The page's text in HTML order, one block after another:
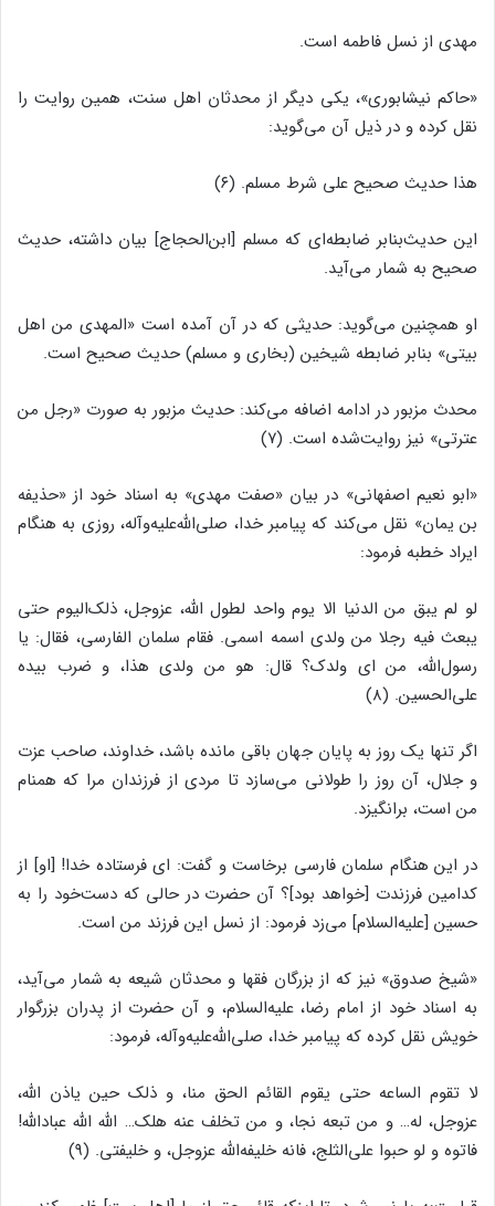
مهدى از نسل فاطمه است.
«حاکم نیشابورى‌‌»، یکى دیگر از محدثان اهل سنت، همین روایت را
نقل کرده و در ذیل آن مى‌‌گوید:
هذا حدیث صحیح على شرط مسلم. (۶)
این حدیث‌‌بنابر ضابطه‌‌اى که مسلم [ابن‌‌الحجاج] بیان داشته، حدیث
صحیح به شمار مى‌‌آید.
او همچنین مى‌‌گوید: حدیثى که در آن آمده است «المهدى من اهل
بیتى‌‌» بنابر ضابطه شیخین (بخارى و مسلم) حدیث صحیح است.
محدث مزبور در ادامه اضافه مى‌‌کند: حدیث مزبور به صورت «رجل من
عترتى‌‌» نیز روایت‌‌شده است. (۷)
«ابو نعیم اصفهانى‌‌» در بیان «صفت مهدى‌‌» به اسناد خود از «حذیفه
بن یمان‌‌» نقل مى‌‌کند که پیامبر خدا، صلى‌‌الله‌‌علیه‌‌وآله، روزى به هنگام
ایراد خطبه فرمود:
لو لم یبق من الدنیا الا یوم واحد لطول الله، عزوجل، ذلک‌‌الیوم حتى
یبعث فیه رجلا من ولدى اسمه اسمى. فقام سلمان الفارسى، فقال: یا
رسول‌‌الله، من اى ولدک؟ قال: هو من ولدى هذا، و ضرب بیده
على‌‌الحسین. (۸)
اگر تنها یک روز به پایان جهان باقى مانده باشد، خداوند، صاحب عزت
و جلال، آن روز را طولانى مى‌‌سازد تا مردى از فرزندان مرا که همنام
من است، برانگیزد.
در این هنگام سلمان فارسى برخاست و گفت: اى فرستاده خدا! [او] از
کدامین فرزندت [خواهد بود]؟ آن حضرت در حالى که دست‌‌خود را به
حسین [علیه‌‌السلام] مى‌‌زد فرمود: از نسل این فرزند من است.
«شیخ صدوق‌‌» نیز که از بزرگان فقها و محدثان شیعه به شمار مى‌‌آید،
به اسناد خود از امام رضا، علیه‌‌السلام، و آن حضرت از پدران بزرگوار
خویش نقل کرده که پیامبر خدا، صلى‌‌الله‌‌علیه‌‌وآله، فرمود:
لا تقوم الساعه حتى یقوم القائم الحق منا، و ذلک حین یاذن الله،
عزوجل، له… و من تبعه نجا، و من تخلف عنه هلک… الله الله عبادالله!
فاتوه و لو حبوا على‌‌الثلج، فانه خلیفه‌‌الله عزوجل، و خلیفتى. (۹)